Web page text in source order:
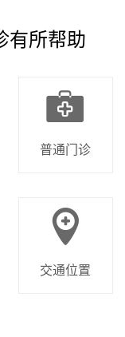
有所帮助
普通门诊
交通位置